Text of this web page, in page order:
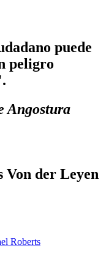
puede
peligro
Angostura
Von der Leyen
Roberts